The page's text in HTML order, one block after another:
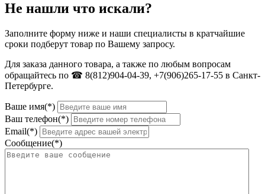
Не нашли что искали?
Заполните форму ниже и наши специалисты в кратчайшие
сроки подберут товар по Вашему запросу.
Для заказа данного товара, а также по любым вопросам
обращайтесь по ☎ 8(812)904-04-39, +7(906)265-17-55 в Санкт-
Петербурге.
Ваше имя(*)
Ваш телефон(*)
Email(*)
Сообщение(*)